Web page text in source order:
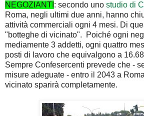
NEGOZIANTI : secondo uno studio di
Roma, negli ultimi due anni, hanno
attività commerciali ogni 4 mesi. Di
"botteghe di vicinato". Poiché ogni
mediamente 3 addetti, ogni quattro
posti di lavoro che equivalgono a
Sempre Confesercenti prevede che -
misure adeguate - entro il 2043 a
vicinato sparirà completamente.